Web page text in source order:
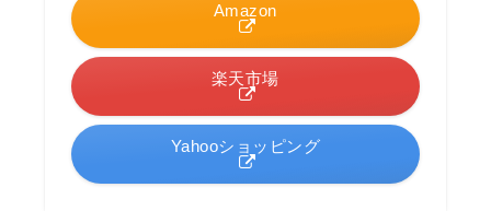
Amazon
楽天市場
Yahooショッピング